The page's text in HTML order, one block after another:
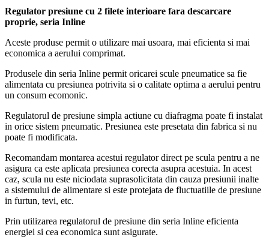
Regulator presiune cu 2 filete interioare fara descarcare
proprie, seria Inline
Aceste produse permit o utilizare mai usoara, mai eficienta si mai
economica a aerului comprimat.
Produsele din seria Inline permit oricarei scule pneumatice sa fie
alimentata cu presiunea potrivita si o calitate optima a aerului pentru
un consum ecomonic.
Regulatorul de presiune simpla actiune cu diafragma poate fi instalat
in orice sistem pneumatic. Presiunea este presetata din fabrica si nu
poate fi modificata.
Recomandam montarea acestui regulator direct pe scula pentru a ne
asigura ca este aplicata presiunea corecta asupra acestuia. In acest
caz, scula nu este niciodata suprasolicitata din cauza presiunii inalte
a sistemului de alimentare si este protejata de fluctuatiile de presiune
in furtun, tevi, etc.
Prin utilizarea regulatorul de presiune din seria Inline eficienta
energiei si cea economica sunt asigurate.